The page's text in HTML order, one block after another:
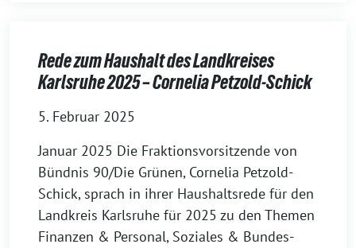
Rede zum Haushalt des Landkreises
Karlsruhe 2025 – Cornelia Petzold-Schick
5. Februar 2025
Januar 2025 Die Fraktionsvorsitzende von
Bündnis 90/Die Grünen, Cornelia Petzold-
Schick, sprach in ihrer Haushaltsrede für den
Landkreis Karlsruhe für 2025 zu den Themen
Finanzen & Personal, Soziales & Bundes-